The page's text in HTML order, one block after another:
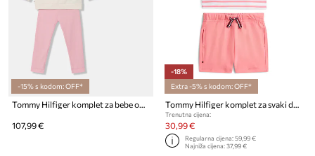
-15% s kodom: OFF*
Tommy Hilfiger komplet za bebe od pamuka s elastanom
107,99 €
-18%
Extra -5% s kodom: OFF*
Tommy Hilfiger komplet za svaki dan za djecu od pamuka
Trenutna cijena:
30,99 €
Regularna cijena:59,99 €
Najniža cijena:37,99 €